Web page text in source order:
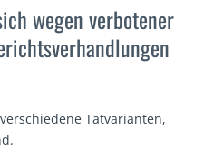
wegen verbotener
Tatvarianten,